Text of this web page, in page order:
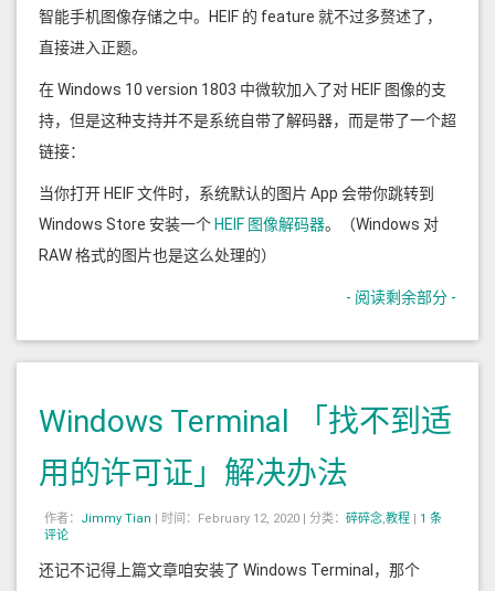
智能手机图像存储之中。HEIF 的 feature 就不过多赘述了，
直接进入正题。
在 Windows 10 version 1803 中微软加入了对 HEIF 图像的支
持，但是这种支持并不是系统自带了解码器，而是带了一个超
链接：
当你打开 HEIF 文件时，系统默认的图片 App 会带你跳转到
Windows Store 安装一个 HEIF 图像解码器。（Windows 对
RAW 格式的图片也是这么处理的）
- 阅读剩余部分 -
Windows Terminal 「找不到适
用的许可证」解决办法
作者： Jimmy Tian | 时间：February 12, 2020 | 分类： 碎碎念,教程 | 1 条
评论
还记不记得上篇文章咱安装了 Windows Terminal，那个